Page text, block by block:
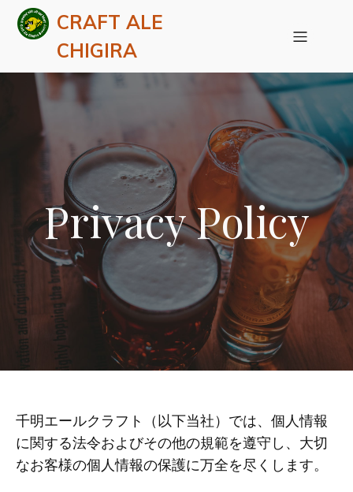
CRAFT ALE
CHIGIRA
Privacy Policy
千明エールクラフト（以下当社）では、個人情報
に関する法令およびその他の規範を遵守し、大切
なお客様の個人情報の保護に万全を尽くします。